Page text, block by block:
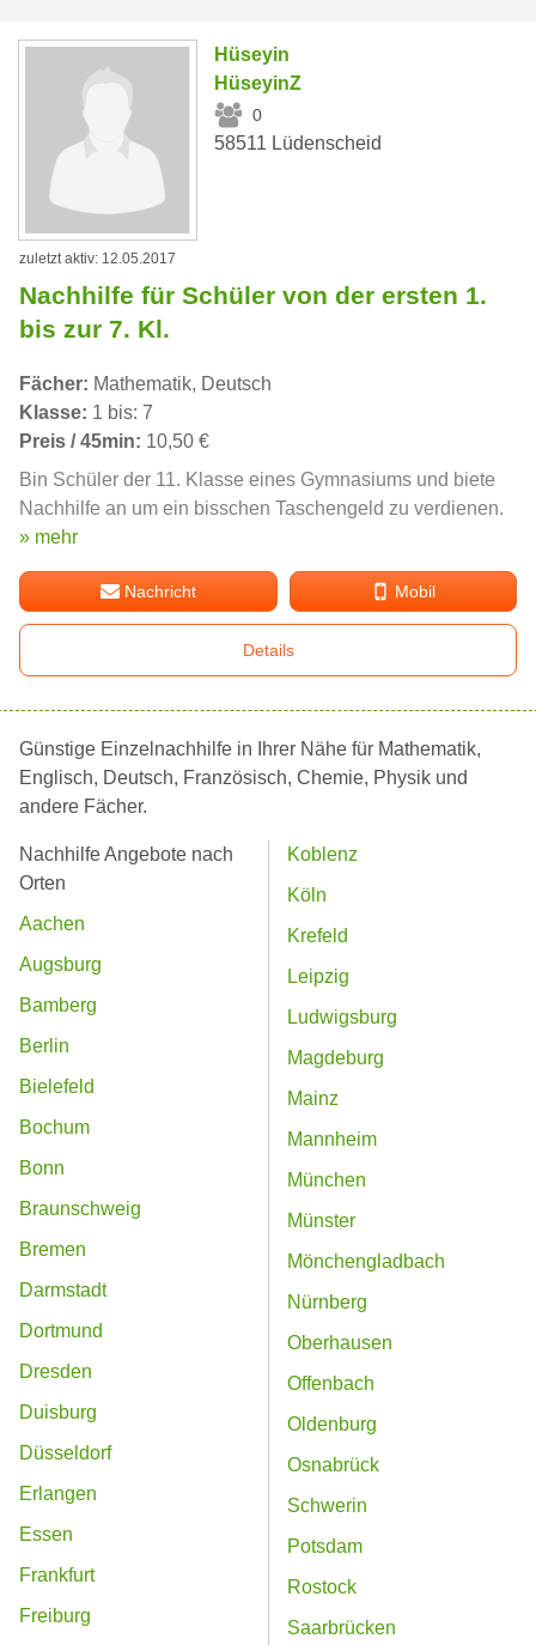
Hüseyin
HüseyinZ
0
58511 Lüdenscheid
zuletzt aktiv: 12.05.2017
Nachhilfe für Schüler von der ersten 1.
bis zur 7. Kl.
Fächer: Mathematik, Deutsch
Klasse: 1 bis: 7
Preis / 45min: 10,50 €
Bin Schüler der 11. Klasse eines Gymnasiums und biete
Nachhilfe an um ein bisschen Taschengeld zu verdienen.
» mehr
Nachricht Mobil
Details
Günstige Einzelnachhilfe in Ihrer Nähe für Mathematik,
Englisch, Deutsch, Französisch, Chemie, Physik und
andere Fächer.
Nachhilfe Angebote nach
Orten
Aachen
Augsburg
Bamberg
Berlin
Bielefeld
Bochum
Bonn
Braunschweig
Bremen
Darmstadt
Dortmund
Dresden
Duisburg
Düsseldorf
Erlangen
Essen
Frankfurt
Freiburg
Koblenz
Köln
Krefeld
Leipzig
Ludwigsburg
Magdeburg
Mainz
Mannheim
München
Münster
Mönchengladbach
Nürnberg
Oberhausen
Offenbach
Oldenburg
Osnabrück
Schwerin
Potsdam
Rostock
Saarbrücken